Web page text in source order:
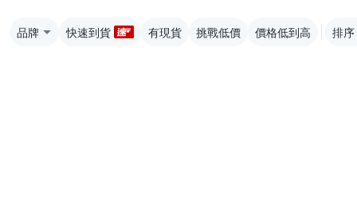
品牌 快速到貨 有現貨 挑戰低價 價格低到高 排序